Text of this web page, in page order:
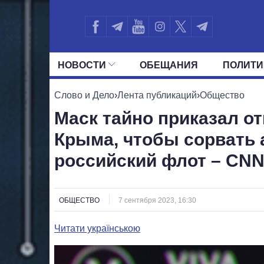
НОВОСТИ ОБЕЩАНИЯ
ВСЕ ПОЛИТИКИ ПРЕЗИДЕНТ И
Слово и Дело›Лента публикаций›Общество
Маск тайно приказал
Крыма, чтобы сорвать
российский флот – CNN
ОБЩЕСТВО 7 сентября 2023, 16:30
Читати українською